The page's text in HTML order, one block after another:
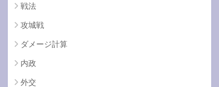
戦法
攻城戦
ダメージ計算
内政
外交